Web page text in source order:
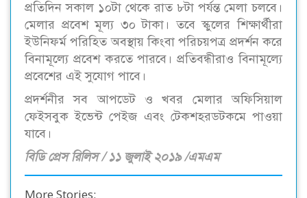
প্রতিদিন সকাল ১০টা থেকে রাত ৮টা পর্যন্ত মেলা চলবে।
মেলার প্রবেশ মূল্য ৩০ টাকা। তবে স্কুলের শিক্ষার্থীরা
ইউনিফর্ম পরিহিত অবস্থায় কিংবা পরিচয়পত্র প্রদর্শন করে
বিনামূল্যে প্রবেশ করতে পারবে। প্রতিবন্ধীরাও বিনামূল্যে
প্রবেশের এই সুযোগ পাবে।
প্রদর্শনীর সব আপডেট ও খবর মেলার অফিসিয়াল
ফেইসবুক ইভেন্ট পেইজ এবং টেকশহরডটকমে পাওয়া
যাবে।
বিডি প্রেস রিলিস / ১১ জুলাই ২০১৯ /এমএম
More Stories: